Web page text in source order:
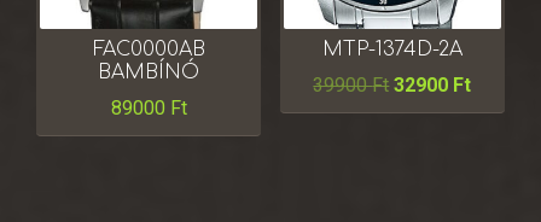
FAC0000AB
BAMBÍNÓ
89000 Ft
MTP-1374D-2A
39900Ft 32900 Ft